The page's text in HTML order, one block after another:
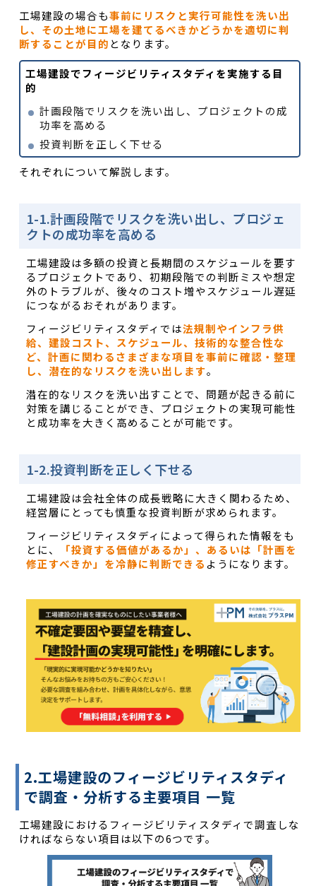
工場建設の場合も事前にリスクと実行可能性を洗い出
し、その土地に工場を建てるべきかどうかを適切に判
断することが目的 となります。
工場建設でフィージビリティスタディを実施する目
的
計画段階でリスクを洗い出し、プロジェクトの成
功率を高める
投資判断を正しく下せる
それぞれについて解説します。
1-1.計画段階でリスクを洗い出し、プロジェ
クトの成功率を高める
工場建設は多額の投資と長期間のスケジュールを要す
るプロジェクトであり、初期段階での判断ミスや想定
外のトラブルが、後々のコスト増やスケジュール遅延
につながるおそれがあります。
フィージビリティスタディでは法規制やインフラ供
給、建設コスト、スケジュール、技術的な整合性な
ど、計画に関わるさまざまな項目を事前に確認・整理
し、潜在的なリスクを洗い出します。
潜在的なリスクを洗い出すことで、問題が起きる前に
対策を講じることができ、プロジェクトの実現可能性
と成功率を大きく高めることが可能です。
1-2.投資判断を正しく下せる
工場建設は会社全体の成長戦略に大きく関わるため、
経営層にとっても慎重な投資判断が求められます。
フィージビリティスタディによって得られた情報をも
とに、
「投資する価値があるか」、あるいは「計画を
修正すべきか」を冷静に判断できるようになります。
2.工場建設のフィージビリティスタディ
で調査・分析する主要項目 一覧
工場建設におけるフィージビリティスタディで調査しな
ければならない項目は以下の6つです。